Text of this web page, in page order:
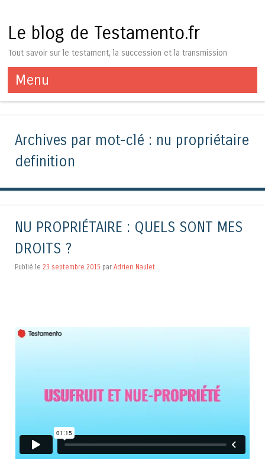
Le blog de Testamento.fr
Tout savoir sur le testament, la succession et la transmission
Menu
Aller au contenu
Archives par mot-clé : nu propriétaire
definition
NU PROPRIÉTAIRE : QUELS SONT MES
DROITS ?
Publié le 23 septembre 2015 par Adrien Naulet